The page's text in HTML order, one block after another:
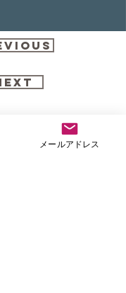
士わかまつ事務所
メールアドレス